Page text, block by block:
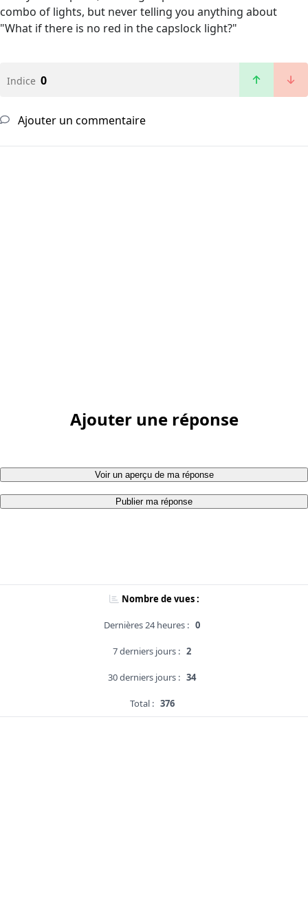
combo of lights, but never telling you anything about
"What if there is no red in the capslock light?"
Indice 0
Ajouter un commentaire
Ajouter une réponse
Voir un aperçu de ma réponse
Publier ma réponse
Nombre de vues :
Dernières 24 heures : 0
7 derniers jours : 2
30 derniers jours : 34
Total : 376